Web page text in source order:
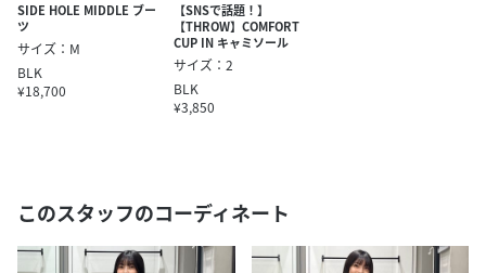
SIDE HOLE MIDDLE ブー
ツ
サイズ：M
BLK
¥18,700
【SNSで話題！】
【THROW】COMFORT
CUP IN キャミソール
サイズ：2
BLK
¥3,850
このスタッフのコーディネート